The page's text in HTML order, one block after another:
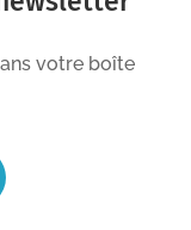
votre boîte